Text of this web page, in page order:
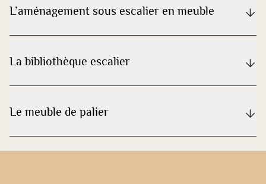
L’aménagement sous escalier en meuble
La bibliothèque escalier
Le meuble de palier